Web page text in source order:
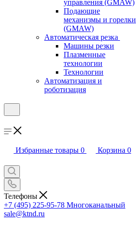
управления (GMAW)
Подающие
механизмы и горелки
(GMAW)
Автоматическая резка
Машины резки
Плазменные
технологии
Технологии
Автоматизация и
роботизация
Избранные товары 0 Корзина 0
Телефоны
+7 (495) 225-95-78 Многоканальный
sale@ktnd.ru